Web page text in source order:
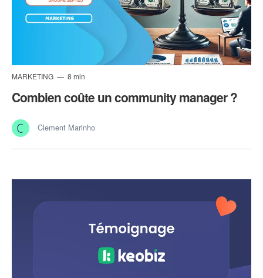
MARKETING 8 min
Combien coûte un community manager ?
Clement Marinho